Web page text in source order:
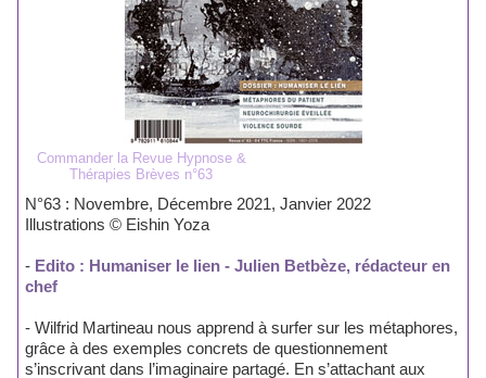
Commander la Revue Hypnose &
Thérapies Brèves n°63
N°63 : Novembre, Décembre 2021, Janvier 2022
Illustrations © Eishin Yoza
- Edito : Humaniser le lien - Julien Betbèze, rédacteur en
chef
- Wilfrid Martineau nous apprend à surfer sur les métaphores,
grâce à des exemples concrets de questionnement
s’inscrivant dans l’imaginaire partagé. En s’attachant aux